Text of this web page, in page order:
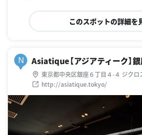
このスポットの詳細を
N Asiatique【アジアティーク】
東京都中央区銀座６丁目４-４ ジク
http://asiatique.tokyo/